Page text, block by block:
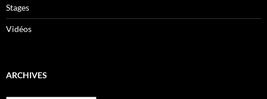
Stages
Vidéos
ARCHIVES